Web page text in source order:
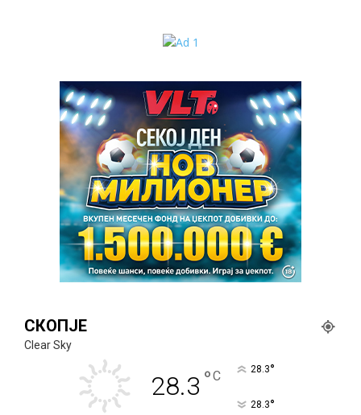
СКОПЈЕ
Clear Sky
28.3 °C 28.3°
28.3°